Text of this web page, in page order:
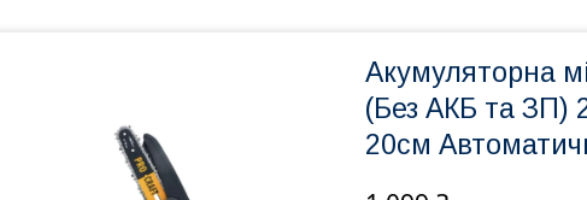
Акумуляторна
(Без АКБ та ЗП)
20см